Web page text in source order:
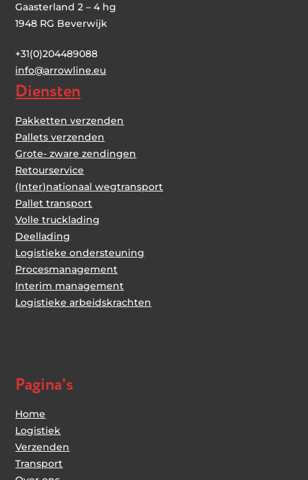
Gaasterland 2 – 4 hg
1948 RG Beverwijk
+31(0)204489088
info@arrowline.eu
Diensten
Pakketten verzenden
Pallets verzenden
Grote- zware zendingen
Retourservice
(Inter)nationaal wegtransport
Pallet transport
Volle trucklading
Deellading
Logistieke ondersteuning
Procesmanagement
Interim management
Logistieke arbeidskrachten
Pagina's
Home
Logistiek
Verzenden
Transport